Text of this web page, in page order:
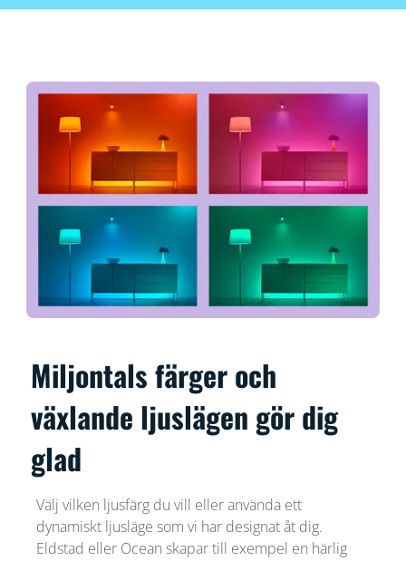
Miljontals färger och
växlande ljuslägen gör dig
glad
Välj vilken ljusfärg du vill eller använda ett
dynamiskt ljusläge som vi har designat åt dig.
Eldstad eller Ocean skapar till exempel en härlig